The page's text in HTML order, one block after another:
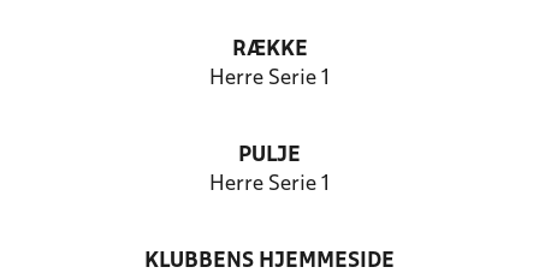
RÆKKE
Herre Serie 1
PULJE
Herre Serie 1
KLUBBENS HJEMMESIDE